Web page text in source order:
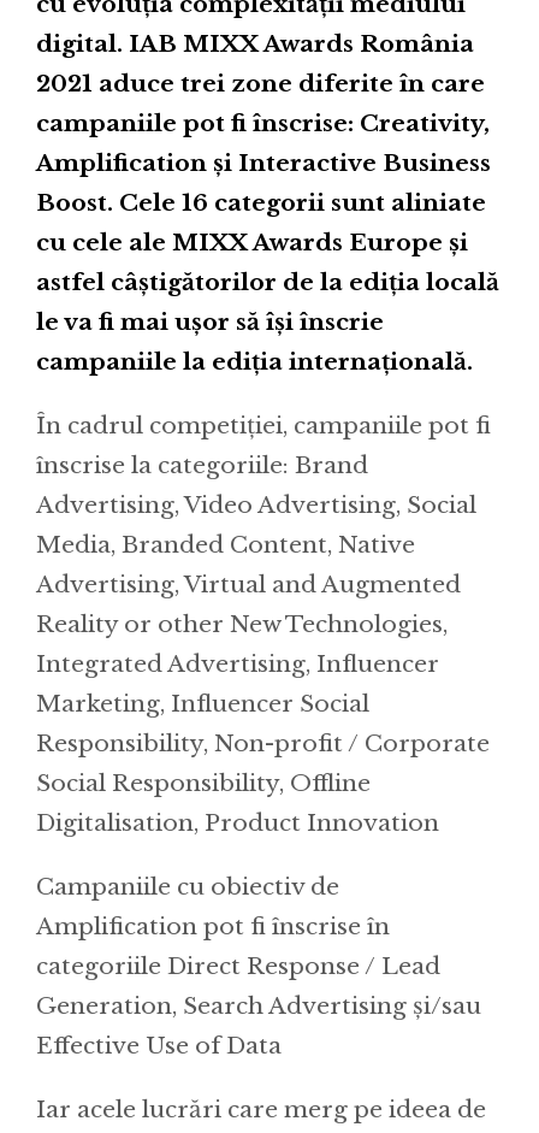
digital. IAB MIXX Awards România
2021 aduce trei zone diferite în care
campaniile pot fi înscrise: Creativity,
Amplification și Interactive Business
Boost. Cele 16 categorii sunt aliniate
cu cele ale MIXX Awards Europe și
astfel câștigătorilor de la ediția locală
le va fi mai ușor să își înscrie
campaniile la ediția internațională.
În cadrul competiției, campaniile pot fi
înscrise la categoriile: Brand
Advertising, Video Advertising, Social
Media, Branded Content, Native
Advertising, Virtual and Augmented
Reality or other New Technologies,
Integrated Advertising, Influencer
Marketing, Influencer Social
Responsibility, Non-profit / Corporate
Social Responsibility, Offline
Digitalisation, Product Innovation
Campaniile cu obiectiv de
Amplification pot fi înscrise în
categoriile Direct Response / Lead
Generation, Search Advertising și/sau
Effective Use of Data
Iar acele lucrări care merg pe ideea de